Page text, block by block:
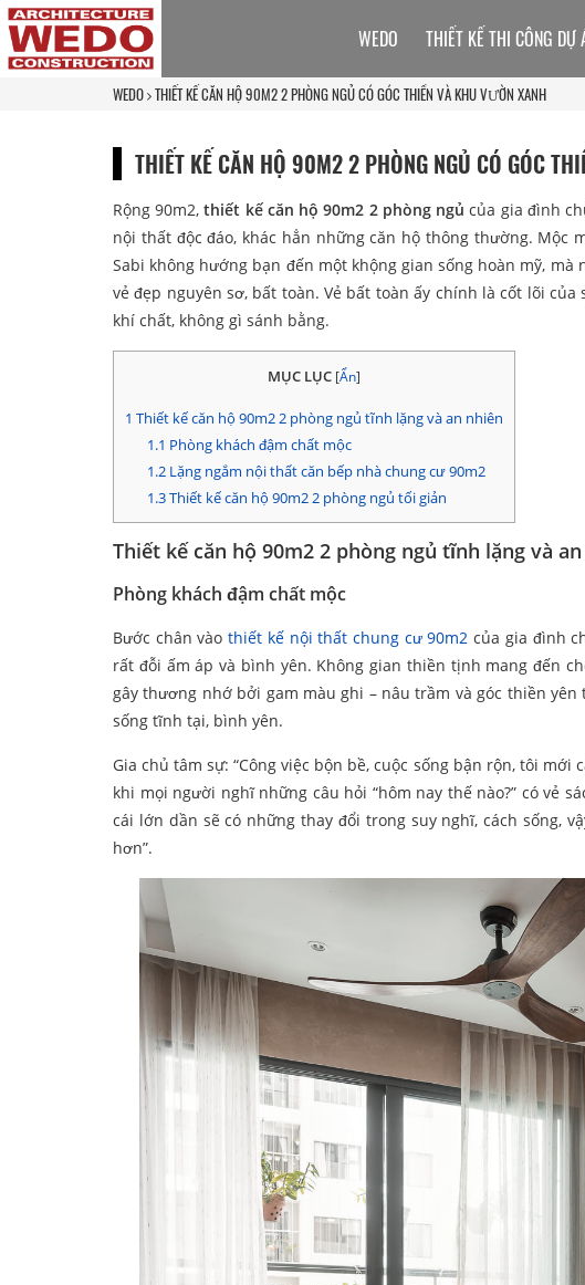
WEDO THIẾT KẾ CĂN HỘ 90M2 2 PHÒNG NGỦ CÓ GÓC THIỀN VÀ KHU VƯỜN XANH
THIẾT KẾ CĂN HỘ 90M2 2 PHÒNG NGỦ CÓ GÓC
Rộng 90m2,thiết kế căn hộ 90m2 2 phòng ngủ của gia đình
nội thất độc đáo, khác hẳn những căn hộ thông thường. Mộc
Sabi không hướng bạn đến một khộng gian sống hoàn mỹ,
vẻ đẹp nguyên sơ, bất toàn. Vẻ bất toàn ấy chính là cốt lõi
khí chất, không gì sánh bằng.
MỤC LỤC [Ẩn]
1 Thiết kế căn hộ 90m2 2 phòng ngủ tĩnh lặng và an nhiên
1.1 Phòng khách đậm chất mộc
1.2Lặng ngắm nội thất căn bếp nhà chung cư 90m2
1.3Thiết kế căn hộ 90m2 2 phòng ngủ tối giản
Thiết kế căn hộ 90m2 2 phòng ngủ tĩnh lặng và
Phòng khách đậm chất mộc
Bước chân vàothiết kế nội thất chung cư 90m2 của gia đình
rất đỗi ấm áp và bình yên. Không gian thiền tịnh mang đến
gây thương nhớ bởi gam màu ghi – nâu trầm và góc thiền
sống tĩnh tại, bình yên.
Gia chủ tâm sự: “Công việc bộn bề, cuộc sống bận rộn, tôi
khi mọi người nghĩ những câu hỏi “hôm nay thế nào?” có vẻ
cái lớn dần sẽ có những thay đổi trong suy nghĩ, cách sống,
hơn”.
WEDO THIẾT KẾ THI CÔNG